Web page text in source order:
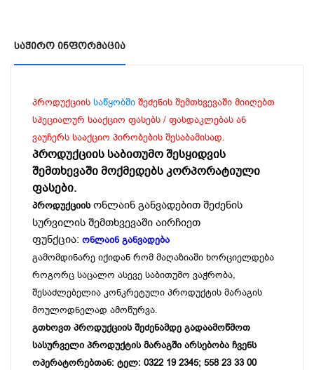
Საჭირო Ინფორმაცია
პროდუქციის საწყობში შეძენის შემთხვევაში მიიღებთ
სპეციალურ სააქციო ფასებს / ფასდაკლებას ან
ვაუჩერს სააქციო პირობების შესაბამისად.
პროდუქციის საბითუმო შესყიდვის
შემთხევაში მოქმედებს კორპორატიული
ფასები.
პროდუქციის ონლაინ განვადებით შეძენის
სურვილის შემთხვევაში აირჩიეთ
ფუნქცია: ონლაინ განვადება
გამომდინარე იქიდან რომ მაღაზიაში ხორციელდება
როგორც საცალო ასევე საბითუმო ვაჭრობა,
შესაძლებელია კონკრეტული პროდუქტის მარაგის
მოულოდნელად ამოწურვა.
გთხოვთ პროდუქციის შეძენამდე გადაამოწმოთ
სასურველი პროდუქტის მარაგში არსებობა ჩვენს
ოპერატორებთან: ტელ: 0322 19 2345; 558 23 33 00